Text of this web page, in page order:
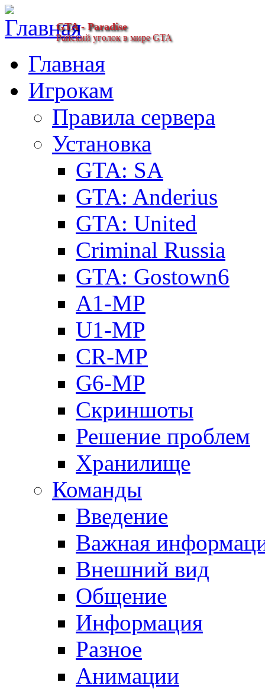
GTA - Paradise
Райский уголок в мире GTA
Главная
Игрокам
Правила сервера
Установка
GTA: SA
GTA: Anderius
GTA: United
Criminal Russia
GTA: Gostown6
A1-MP
U1-MP
CR-MP
G6-MP
Скриншоты
Решение проблем
Хранилище
Команды
Введение
Важная
Внешний вид
Общение
Информация
Разное
Анимации